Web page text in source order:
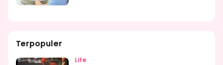
Terpopuler
Life